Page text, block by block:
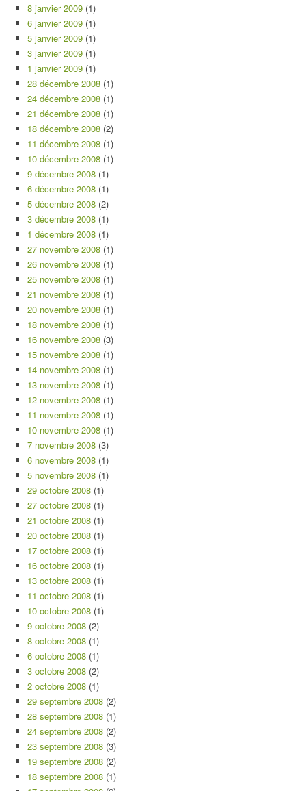
8 janvier 2009 (1)
6 janvier 2009 (1)
5 janvier 2009 (1)
3 janvier 2009 (1)
1 janvier 2009 (1)
28 décembre 2008 (1)
24 décembre 2008 (1)
21 décembre 2008 (1)
18 décembre 2008 (2)
11 décembre 2008 (1)
10 décembre 2008 (1)
9 décembre 2008 (1)
6 décembre 2008 (1)
5 décembre 2008 (2)
3 décembre 2008 (1)
1 décembre 2008 (1)
27 novembre 2008 (1)
26 novembre 2008 (1)
25 novembre 2008 (1)
21 novembre 2008 (1)
20 novembre 2008 (1)
18 novembre 2008 (1)
16 novembre 2008 (3)
15 novembre 2008 (1)
14 novembre 2008 (1)
13 novembre 2008 (1)
12 novembre 2008 (1)
11 novembre 2008 (1)
10 novembre 2008 (1)
7 novembre 2008 (3)
6 novembre 2008 (1)
5 novembre 2008 (1)
29 octobre 2008 (1)
27 octobre 2008 (1)
21 octobre 2008 (1)
20 octobre 2008 (1)
17 octobre 2008 (1)
16 octobre 2008 (1)
13 octobre 2008 (1)
11 octobre 2008 (1)
10 octobre 2008 (1)
9 octobre 2008 (2)
8 octobre 2008 (1)
6 octobre 2008 (1)
3 octobre 2008 (2)
2 octobre 2008 (1)
29 septembre 2008 (2)
28 septembre 2008 (1)
24 septembre 2008 (2)
23 septembre 2008 (3)
19 septembre 2008 (2)
18 septembre 2008 (1)